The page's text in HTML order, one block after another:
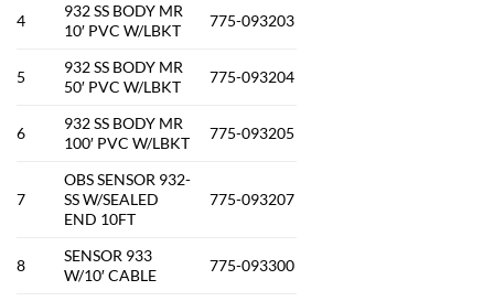
4
932 SS BODY MR
10′ PVC W/LBKT
775-093203
5
932 SS BODY MR
50′ PVC W/LBKT
775-093204
6
932 SS BODY MR
100′ PVC W/LBKT
775-093205
7
OBS SENSOR 932-
SS W/SEALED
END 10FT
775-093207
8
SENSOR 933
W/10′ CABLE
775-093300